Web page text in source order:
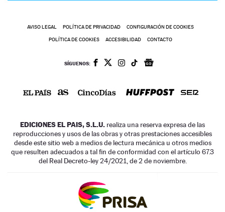
AVISO LEGAL POLÍTICA DE PRIVACIDAD CONFIGURACIÓN DE COOKIES
POLÍTICA DE COOKIES ACCESIBILIDAD CONTACTO
SÍGUENOS:
EDICIONES EL PAIS, S.L.U. realiza una reserva expresa de las
reproducciones y usos de las obras y otras prestaciones accesibles
desde este sitio web a medios de lectura mecánica u otros medios
que resulten adecuados a tal fin de conformidad con el artículo 67.3
del Real Decreto-ley 24/2021, de 2 de noviembre.